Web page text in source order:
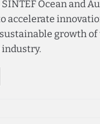
Ocean and
accelerate
growth of